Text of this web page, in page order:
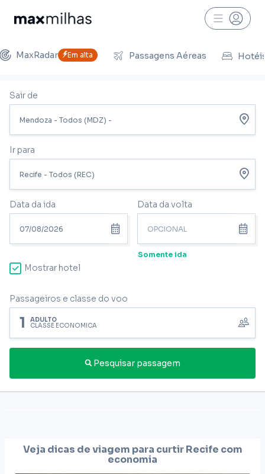
MaxRadar Em alta Passagens Aéreas
Sair de
Ir para
Data da ida Data da volta
Somente ida
Mostrar hotel
Passageiros e classe do voo
1 ADULTO
CLASSE ECONÔMICA
Pesquisar passagem
Veja dicas de viagem para curtirRecife com
economia